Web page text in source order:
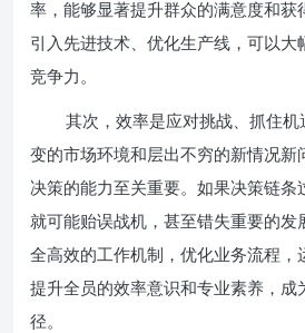
率，能够显著提升群众的满意度和获
引入先进技术、优化生产线，可以大
竞争力。
其次，效率是应对挑战、抓住
变的市场环境和层出不穷的新情况新
决策的能力至关重要。如果决策链条
就可能贻误战机，甚至错失重要的发
全高效的工作机制，优化业务流程，
提升全员的效率意识和专业素养，成
径。